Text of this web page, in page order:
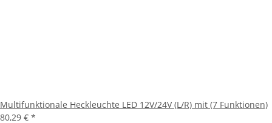
Multifunktionale Heckleuchte LED 12V/24V (L/R) mit (7 Funktionen)
80,29 € *